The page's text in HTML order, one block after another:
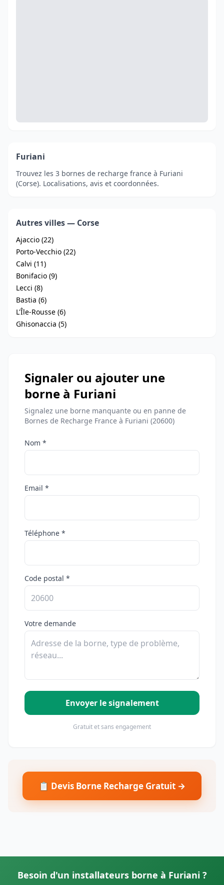
Furiani
Trouvez les 3 bornes de recharge france à Furiani
(Corse). Localisations, avis et coordonnées.
Autres villes — Corse
Ajaccio (22)
Porto-Vecchio (22)
Calvi (11)
Bonifacio (9)
Lecci (8)
Bastia (6)
L'Île-Rousse (6)
Ghisonaccia (5)
Signaler ou ajouter une
borne à Furiani
Signalez une borne manquante ou en panne de
Bornes de Recharge France à Furiani (20600)
Nom *
Email *
Téléphone *
Code postal *
Votre demande
Envoyer le signalement
Gratuit et sans engagement
📋 Devis Borne Recharge Gratuit →
Besoin d'un installateurs borne à Furiani ?